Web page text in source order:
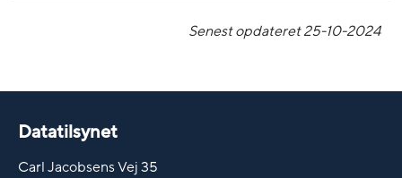
Senest opdateret25-10-2024
Datatilsynet
Carl Jacobsens Vej 35